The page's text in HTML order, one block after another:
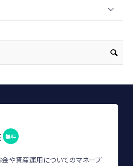
無料
や資産運用についてのマネープ